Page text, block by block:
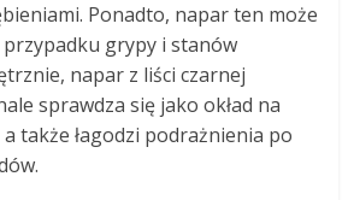
Ponadto, napar ten może
grypy i stanów
napar z liści czarnej
sprawdza się jako okład na
także łagodzi podrażnienia po